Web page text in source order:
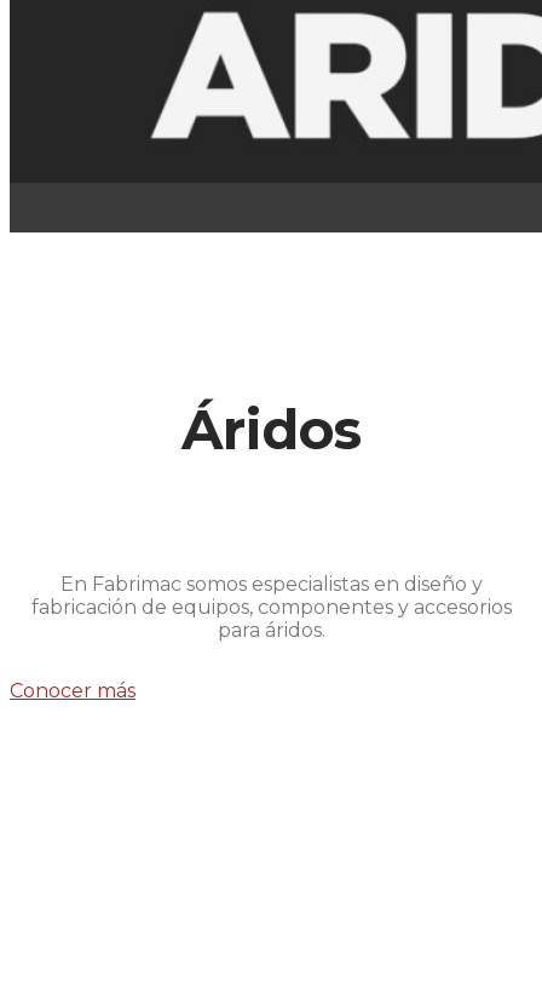
Áridos
En Fabrimac somos especialistas en diseño y
fabricación de equipos, componentes y accesorios
para áridos.
Conocer más